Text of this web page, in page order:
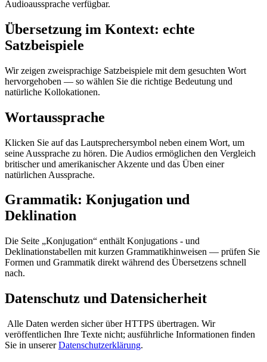
Audioaussprache verfügbar.
Übersetzung im Kontext: echte
Satzbeispiele
Wir zeigen zweisprachige Satzbeispiele mit dem gesuchten Wort
hervorgehoben — so wählen Sie die richtige Bedeutung und
natürliche Kollokationen.
Wortaussprache
Klicken Sie auf das Lautsprechersymbol neben einem Wort, um
seine Aussprache zu hören. Die Audios ermöglichen den Vergleich
britischer und amerikanischer Akzente und das Üben einer
natürlichen Aussprache.
Grammatik: Konjugation und
Deklination
Die Seite „Konjugation“ enthält Konjugations - und
Deklinationstabellen mit kurzen Grammatikhinweisen — prüfen Sie
Formen und Grammatik direkt während des Übersetzens schnell
nach.
Datenschutz und Datensicherheit
Alle Daten werden sicher über HTTPS übertragen. Wir
veröffentlichen Ihre Texte nicht; ausführliche Informationen finden
Sie in unsererDatenschutzerklärung.